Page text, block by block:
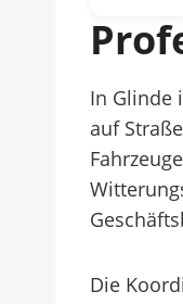
In Glinde
auf
Die